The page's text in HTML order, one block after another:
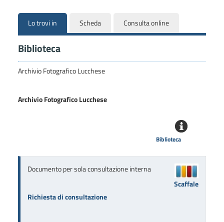
Lo trovi in Scheda Consulta online
Biblioteca
Archivio Fotografico Lucchese
Archivio Fotografico Lucchese
Biblioteca
Documento per sola consultazione interna
Richiesta di consultazione
Scaffale